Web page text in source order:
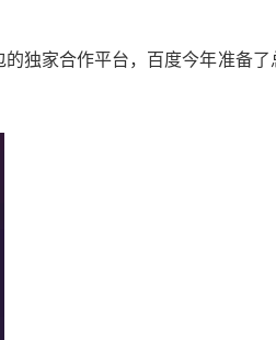
家合作平台，百度今年准备